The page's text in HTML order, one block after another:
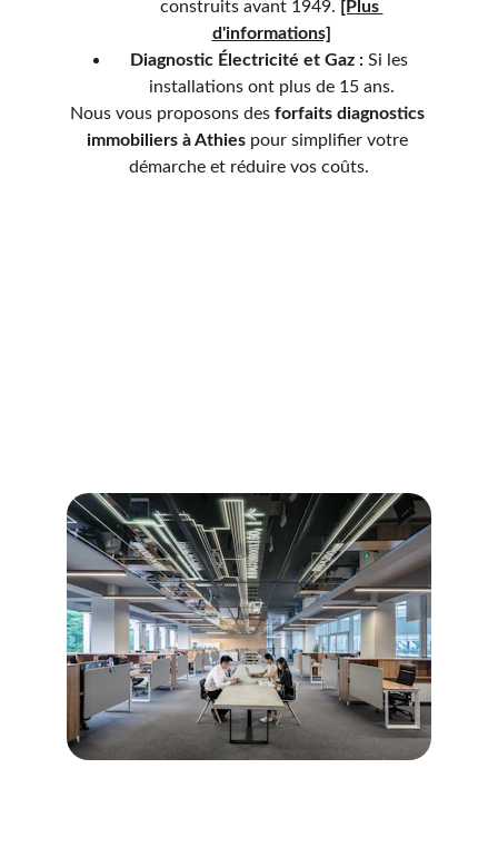
construits avant 1949. [Plus
d'informations]
Diagnostic Électricité et Gaz : Si les
installations ont plus de 15 ans.
Nous vous proposons des forfaits diagnostics
immobiliers à Athies pour simplifier votre
démarche et réduire vos coûts.